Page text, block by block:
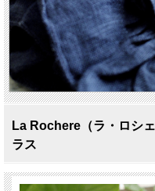
La Rochere（ラ・ロシ
ラス